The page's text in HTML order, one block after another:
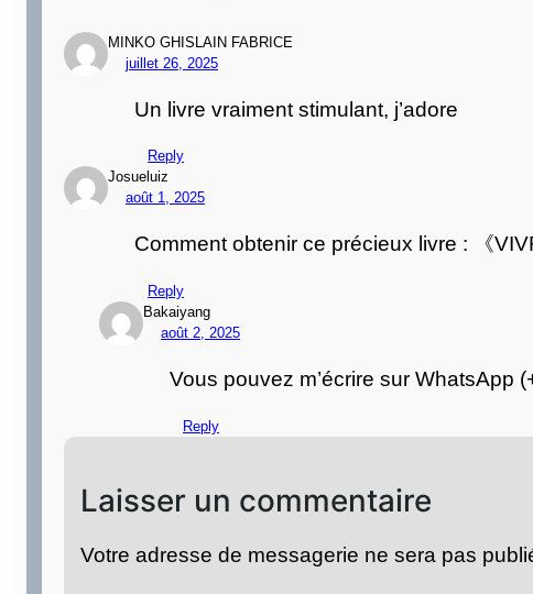
MINKO GHISLAIN FABRICE
juillet 26, 2025
Un livre vraiment stimulant, j’adore
Reply
Josueluiz
août 1, 2025
Comment obtenir ce précieux livre : 《
Reply
Bakaiyang
août 2, 2025
Vous pouvez m’écrire sur WhatsApp
Reply
Laisser un commentaire
Votre adresse de messagerie ne sera pas